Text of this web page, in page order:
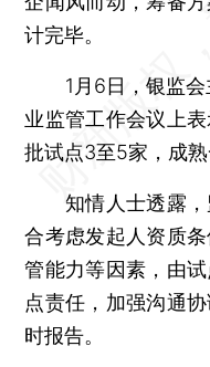
计完毕。
1月6日，银监会
业监管工作会议上
批试点3至5家，成熟
知情人士透露，
合考虑发起人资质
管能力等因素，由
点责任，加强沟通
时报告。